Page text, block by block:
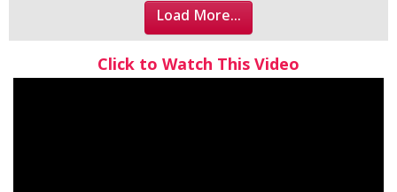
Load More...
Click to Watch This Video